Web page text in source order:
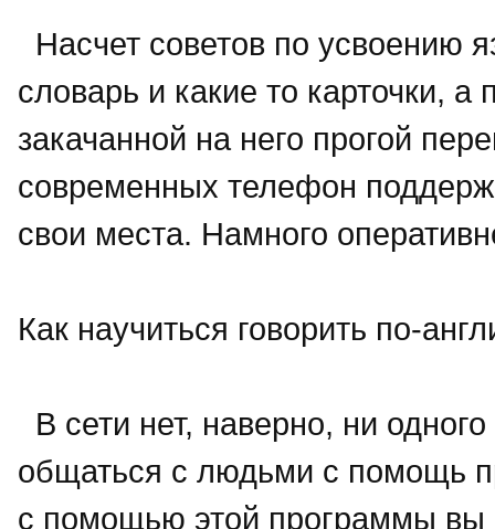
Насчет советов по усвоению
словарь и какие то карточки,
закачанной на него прогой
современных телефон
свои места. Намного
Как научиться говорить по-
В сети нет, наверно, ни
общаться с людьми с помощь
с помощью этой программы